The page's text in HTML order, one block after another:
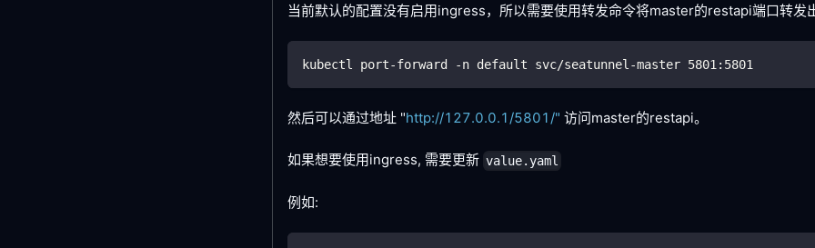
当前默认的配置没有启用ingress，所以需要使用转发命令将master的restapi端口转发
kubectl port-forward -n default svc/seatunnel-master 5801 :5801
然后可以通过地址 "http://127.0.0.1/5801/" 访问master的restapi。
如果想要使用ingress, 需要更新 value.yaml
例如: